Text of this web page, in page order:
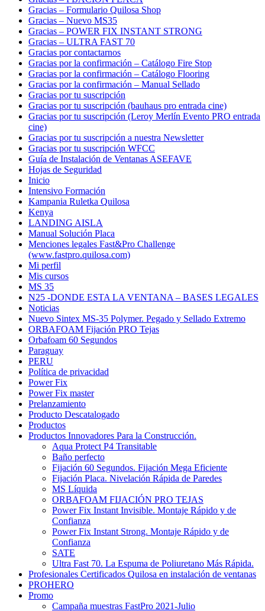
Gracias – Formulario Quilosa Shop
Gracias – Nuevo MS35
Gracias – POWER FIX INSTANT STRONG
Gracias – ULTRA FAST 70
Gracias por contactarnos
Gracias por la confirmación – Catálogo Fire Stop
Gracias por la confirmación – Catálogo Flooring
Gracias por la confirmación – Manual Sellado
Gracias por tu suscripción
Gracias por tu suscripción (bauhaus pro entrada cine)
Gracias por tu suscripción (Leroy Merlín Evento PRO entrada
cine)
Gracias por tu suscripción a nuestra Newsletter
Gracias por tu suscripción WFCC
Guía de Instalación de Ventanas ASEFAVE
Hojas de Seguridad
Inicio
Intensivo Formación
Kampania Ruletka Quilosa
Kenya
LANDING AISLA
Manual Solución Placa
Menciones legales Fast&Pro Challenge
(www.fastpro.quilosa.com)
Mi perfil
Mis cursos
MS 35
N25 -DONDE ESTA LA VENTANA – BASES LEGALES
Noticias
Nuevo Sintex MS-35 Polymer. Pegado y Sellado Extremo
ORBAFOAM Fijación PRO Tejas
Orbafoam 60 Segundos
Paraguay
PERU
Política de privacidad
Power Fix
Power Fix master
Prelanzamiento
Producto Descatalogado
Productos
Productos Innovadores Para la Construcción.
Aqua Protect P4 Transitable
Baño perfecto
Fijación 60 Segundos. Fijación Mega Eficiente
Fijación Placa. Nivelación Rápida de Paredes
MS Líquida
ORBAFOAM FIJACIÓN PRO TEJAS
Power Fix Instant Invisible. Montaje Rápido y de
Confianza
Power Fix Instant Strong. Montaje Rápido y de
Confianza
SATE
Ultra Fast 70. La Espuma de Poliuretano Más Rápida.
Profesionales Certificados Quilosa en instalación de ventanas
PROHERO
Promo
Campaña muestras FastPro 2021-Julio